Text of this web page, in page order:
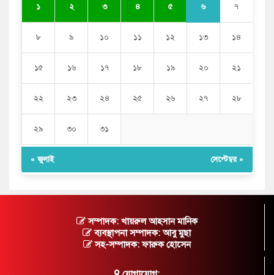
১ ২ ৩ ৪ ৫ ৬ ৭
৮ ৯ ১০ ১১ ১২ ১৩ ১৪
১৫ ১৬ ১৭ ১৮ ১৯ ২০ ২১
২২ ২৩ ২৪ ২৫ ২৬ ২৭ ২৮
২৯ ৩০ ৩১
« জুলাই সেপ্টেম্বর »
সম্পাদক: খায়রুল আহসান মানিক
ব্যবস্থাপনা সম্পাদক: আবু মুছা
সহ-সম্পাদক: ফারুক হোসেন